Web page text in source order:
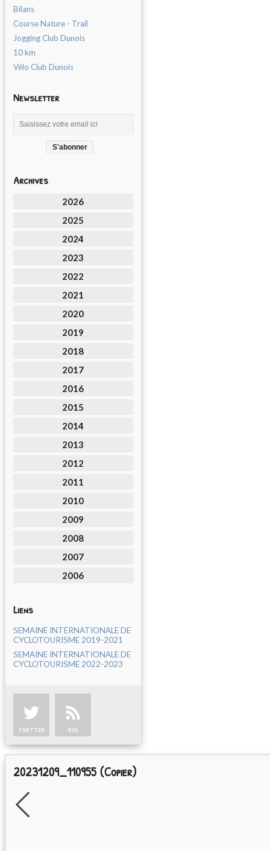
Bilans
Course Nature - Trail
Jogging Club Dunois
10 km
Vélo Club Dunois
Newsletter
Archives
2026
2025
2024
2023
2022
2021
2020
2019
2018
2017
2016
2015
2014
2013
2012
2011
2010
2009
2008
2007
2006
Liens
SEMAINE INTERNATIONALE DE
CYCLOTOURISME 2019-2021
SEMAINE INTERNATIONALE DE
CYCLOTOURISME 2022-2023
TWITTER RSS
20231209_110955 (Copier)